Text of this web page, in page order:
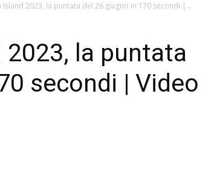
2023, la puntata del 26 giugno in 170 secondi |...
la puntata
secondi | Video